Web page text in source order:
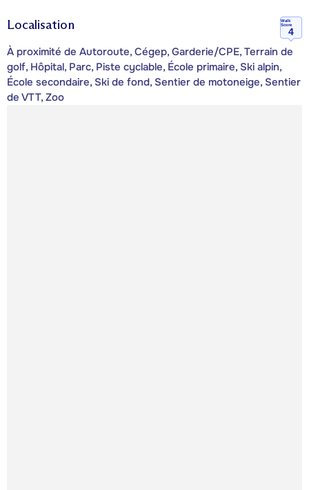
Localisation
Walk
Score
4
À proximité de Autoroute, Cégep, Garderie/CPE, Terrain de
golf, Hôpital, Parc, Piste cyclable, École primaire, Ski alpin,
École secondaire, Ski de fond, Sentier de motoneige, Sentier
de VTT, Zoo